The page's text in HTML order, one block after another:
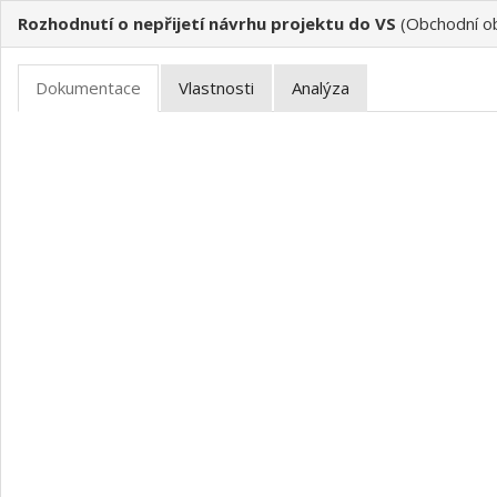
Rozhodnutí o nepřijetí návrhu projektu do VS (